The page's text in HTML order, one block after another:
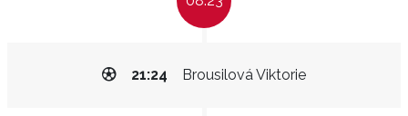
Brousilová Viktorie
21:24